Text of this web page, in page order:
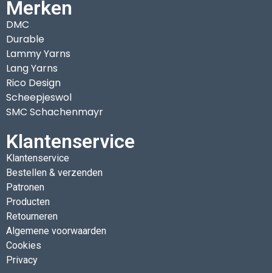
Merken
DMC
Durable
Lammy Yarns
Lang Yarns
Rico Design
Scheepjeswol
SMC Schachenmayr
Klantenservice
Klantenservice
Bestellen & verzenden
Patronen
Producten
Retourneren
Algemene voorwaarden
Cookies
Privacy